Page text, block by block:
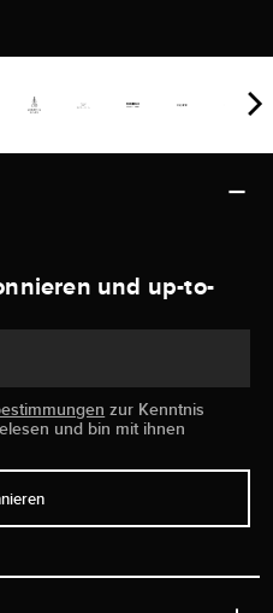
und up-to-
zur Kenntnis
und bin mit ihnen